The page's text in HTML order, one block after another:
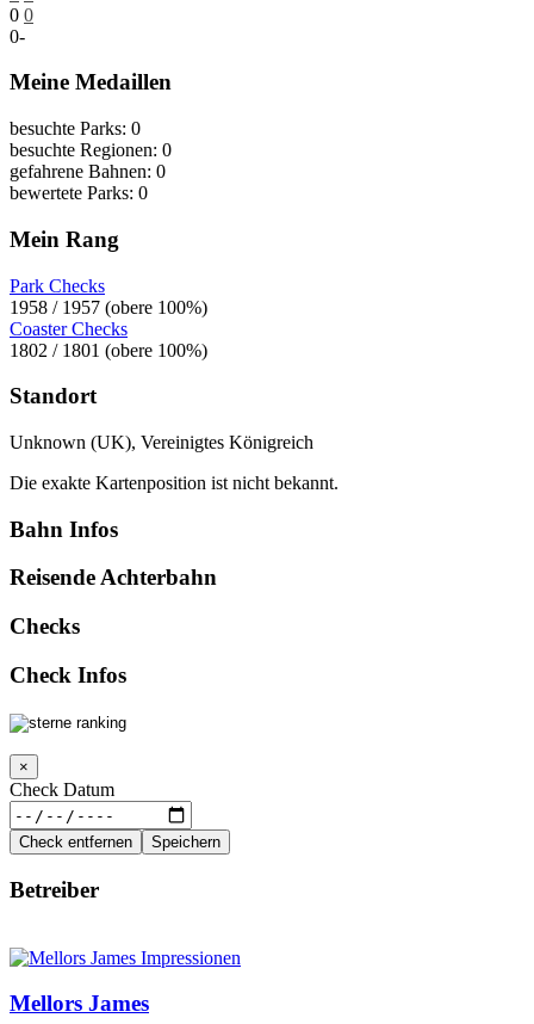
0 0
0-
Meine Medaillen
besuchte Parks: 0
besuchte Regionen: 0
gefahrene Bahnen: 0
bewertete Parks: 0
Mein Rang
Park Checks
1958 / 1957 (obere 100%)
Coaster Checks
1802 / 1801 (obere 100%)
Standort
Unknown (UK), Vereinigtes Königreich
Die exakte Kartenposition ist nicht bekannt.
Bahn Infos
Reisende Achterbahn
Checks
Check Infos
×
Check Datum
Check entfernen Speichern
Betreiber
Mellors James